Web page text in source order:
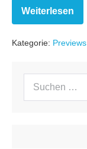
Weiterlesen
Hands-
On:
Legend
Skyward
Sword
Kategorie: Previews
Suchen